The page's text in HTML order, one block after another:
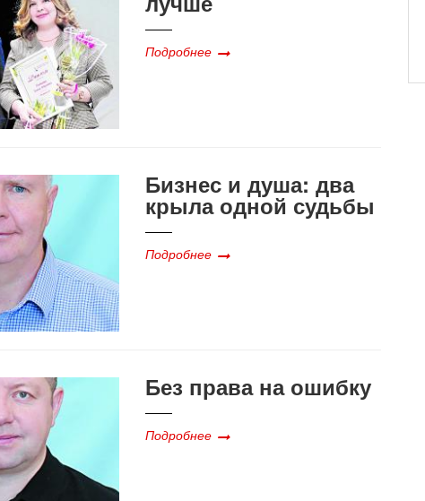
Подробнее
Бизнес и душа: два
крыла одной судьбы
Подробнее
Без права на ошибку
Подробнее